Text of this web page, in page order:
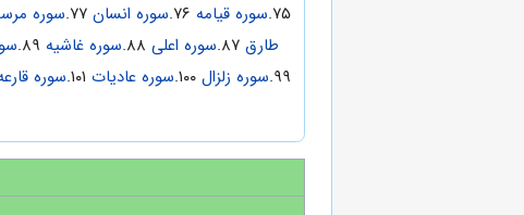
۷۵. سوره قیامه سوره انسان ۷۷. سوره
طارق ۸۷. سوره اعلی سوره غاشیه
۹۹. سوره زلزال سوره عادیات سوره